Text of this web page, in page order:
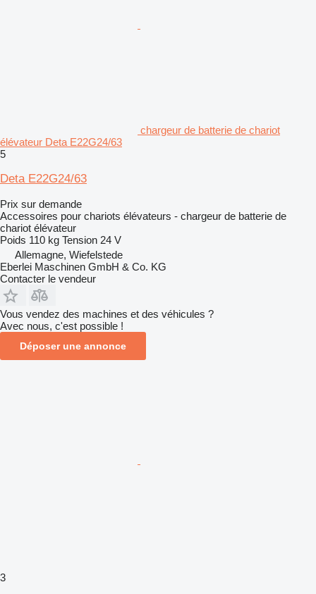
chargeur de batterie de chariot
élévateur Deta E22G24/63
5
Deta E22G24/63
Prix sur demande
Accessoires pour chariots élévateurs - chargeur de batterie de
chariot élévateur
Poids 110 kg Tension 24 V
Allemagne, Wiefelstede
Eberlei Maschinen GmbH & Co. KG
Contacter le vendeur
Vous vendez des machines et des véhicules ?
Avec nous, c'est possible !
Déposer une annonce
3